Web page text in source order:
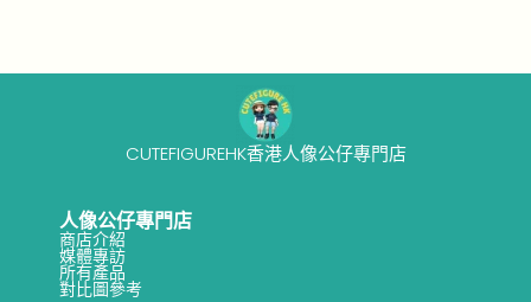
CUTEFIGUREHK香港人像公仔專門店
人像公仔專門店
商店介紹
媒體專訪
所有產品
對比圖參考